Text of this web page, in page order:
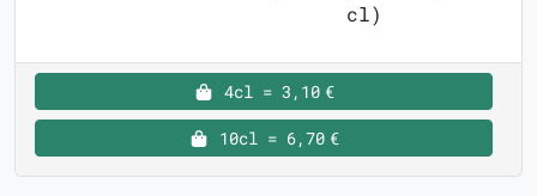
cl)
4cl = 3,10 €
10cl = 6,70 €